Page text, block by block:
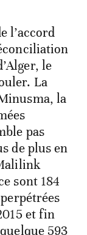
l’accord
le
La
la
pas
de plus en
sont 184
et fin
593